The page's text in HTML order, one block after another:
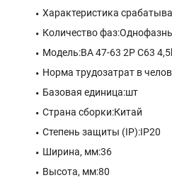
Характеристика
Количество
Модель:ВА 47-63 2P C63
Норма трудозатрат в
Базовая единица:шт
Страна сборки:Китай
Степень защиты (IP):IP20
Ширина, мм:36
Высота, мм:80